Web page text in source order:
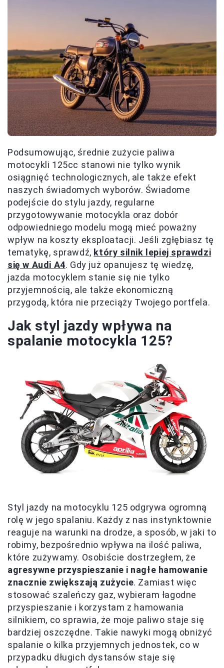
Podsumowując, średnie zużycie paliwa
motocykli 125cc stanowi nie tylko wynik
osiągnięć technologicznych, ale także efekt
naszych świadomych wyborów. Świadome
podejście do stylu jazdy, regularne
przygotowywanie motocykla oraz dobór
odpowiedniego modelu mogą mieć poważny
wpływ na koszty eksploatacji. Jeśli zgłębiasz tę
tematykę, sprawdź, który silnik lepiej sprawdzi
się w Audi A4. Gdy już opanujesz tę wiedzę,
jazda motocyklem stanie się nie tylko
przyjemnością, ale także ekonomiczną
przygodą, która nie przeciąży Twojego portfela.
Jak styl jazdy wpływa na
spalanie motocykla 125?
Styl jazdy na motocyklu 125 odgrywa ogromną
rolę w jego spalaniu. Każdy z nas instynktownie
reaguje na warunki na drodze, a sposób, w jaki to
robimy, bezpośrednio wpływa na ilość paliwa,
które zużywamy. Osobiście dostrzegłem, że
agresywne przyspieszanie i nagłe hamowanie
znacznie zwiększają zużycie. Zamiast więc
stosować szaleńczy gaz, wybieram łagodne
przyspieszanie i korzystam z hamowania
silnikiem, co sprawia, że moje paliwo staje się
bardziej oszczędne. Takie nawyki mogą obniżyć
spalanie o kilka przyjemnych jednostek, co w
przypadku długich dystansów staje się